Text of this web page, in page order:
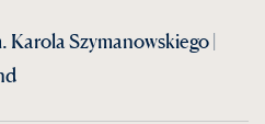
Karola Szymanowskiego |